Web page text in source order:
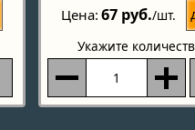
Цена 67 руб./шт.
Укажите